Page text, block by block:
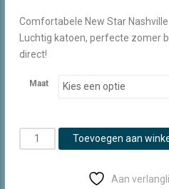
was:
€44.95.
is:
€30.00.
Comfortabele New Star
Luchtig katoen, perfecte zomer
direct!
Maat
New
Star
Toevoegen aan
Aan